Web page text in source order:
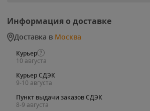
Информация о доставке
Доставка в Москва
Курьер
10 августа
Курьер СДЭК
9-10 августа
Пункт выдачи заказов СДЭК
8-9 августа